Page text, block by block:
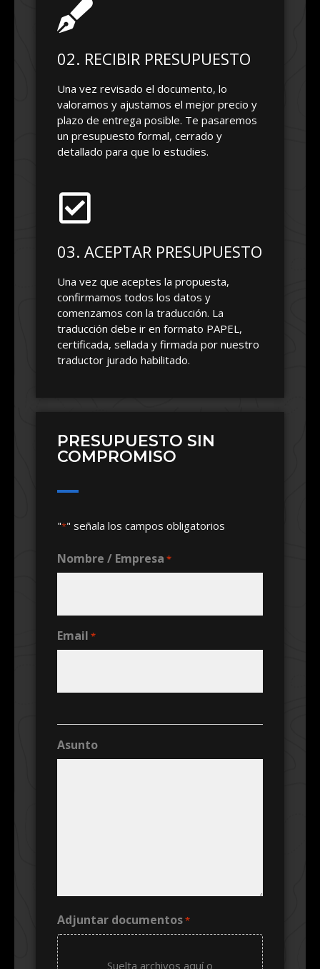
02. RECIBIR PRESUPUESTO
Una vez revisado el documento, lo
valoramos y ajustamos el mejor precio y
plazo de entrega posible. Te pasaremos
un presupuesto formal, cerrado y
detallado para que lo estudies.
03. ACEPTAR PRESUPUESTO
Una vez que aceptes la propuesta,
confirmamos todos los datos y
comenzamos con la traducción. La
traducción debe ir en formato PAPEL,
certificada, sellada y firmada por nuestro
traductor jurado habilitado.
PRESUPUESTO SIN
COMPROMISO
"*" señala los campos obligatorios
Nombre / Empresa *
Email *
Asunto
Adjuntar documentos*
Suelta archivos aquí o